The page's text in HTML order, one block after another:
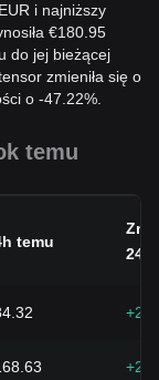
i najniższy
€180.95
do jej bieżącej
zmieniła się o
o -47.22%.
temu
temu
24h